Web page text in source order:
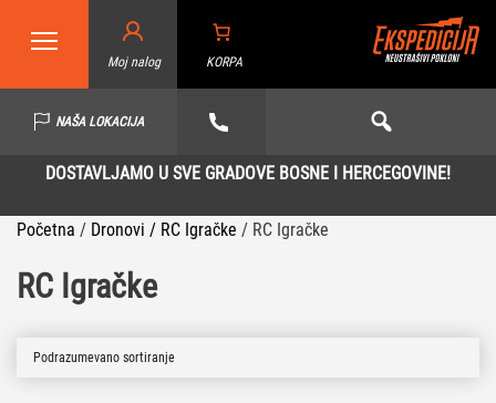
Moj nalog KORPA
NAŠA LOKACIJA
DOSTAVLJAMO U SVE GRADOVE BOSNE I HERCEGOVINE!
Početna / Dronovi / RC Igračke / RC Igračke
RC Igračke